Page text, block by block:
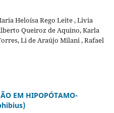
Heloísa Rego Leite , Livia
Queiroz de Aquino, Karla
Li de Araújo Milani , Rafael
EM HIPOPÓTAMO-